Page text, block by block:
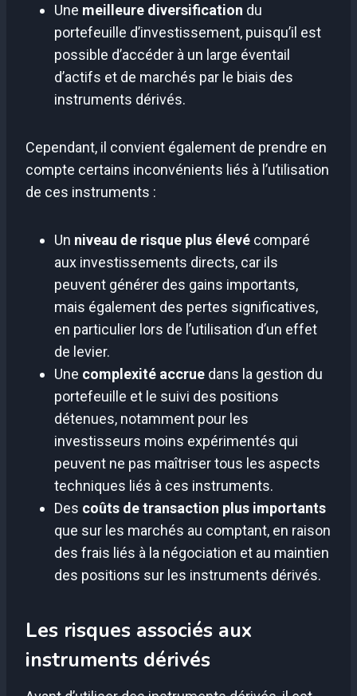
Une meilleure diversification du
portefeuille d’investissement, puisqu’il est
possible d’accéder à un large éventail
d’actifs et de marchés par le biais des
instruments dérivés.
Cependant, il convient également de prendre en
compte certains inconvénients liés à l’utilisation
de ces instruments :
Un niveau de risque plus élevé comparé
aux investissements directs, car ils
peuvent générer des gains importants,
mais également des pertes significatives,
en particulier lors de l’utilisation d’un effet
de levier.
Une complexité accrue dans la gestion du
portefeuille et le suivi des positions
détenues, notamment pour les
investisseurs moins expérimentés qui
peuvent ne pas maîtriser tous les aspects
techniques liés à ces instruments.
Des coûts de transaction plus importants
que sur les marchés au comptant, en raison
des frais liés à la négociation et au maintien
des positions sur les instruments dérivés.
Les risques associés aux
instruments dérivés